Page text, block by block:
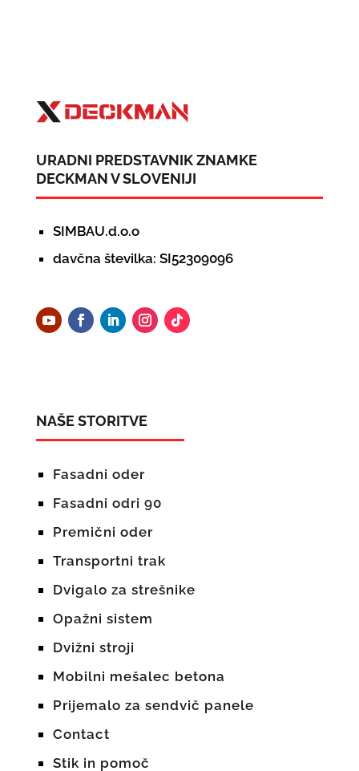
URADNI PREDSTAVNIK ZNAMKE
DECKMAN V SLOVENIJI
SIMBAU.d.o.o
davčna številka: SI52309096
NAŠE STORITVE
Fasadni oder
Fasadni odri 90
Premični oder
Transportni trak
Dvigalo za strešnike
Opažni sistem
Dvižni stroji
Mobilni mešalec betona
Prijemalo za sendvič panele
Contact
Stik in pomoč